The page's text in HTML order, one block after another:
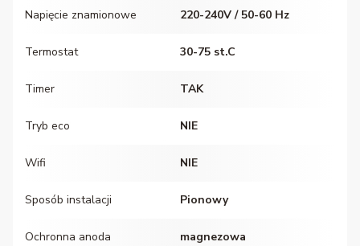
Napięcie znamionowe 220-240V / 50-60 Hz
Termostat 30-75 st.C
Timer TAK
Tryb eco NIE
Wifi NIE
Sposób instalacji Pionowy
Ochronna anoda magnezowa